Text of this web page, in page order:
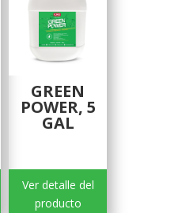
GREEN
POWER, 5
GAL
Ver detalle del
producto